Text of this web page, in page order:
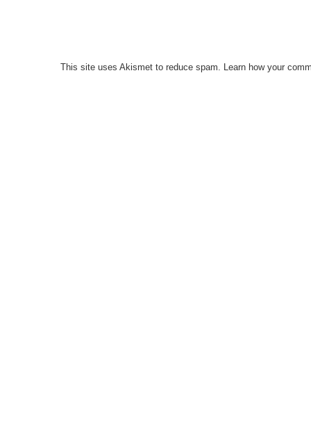
This site uses Akismet to reduce spam. Learn how your